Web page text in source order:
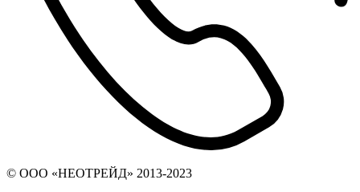
© ООО «НЕОТРЕЙД» 2013-2023